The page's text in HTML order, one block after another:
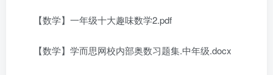
【数学】一年级十大趣味数学2.pdf
【数学】学而思网校内部奥数习题集.中年级.docx